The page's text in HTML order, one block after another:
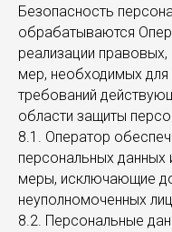
Безопасность
обрабатываются
реализации правовых,
мер, необходимых
требований
области защиты
8.1. Оператор
персональных
меры, исключающие
неуполномоченных
8.2. Персональные